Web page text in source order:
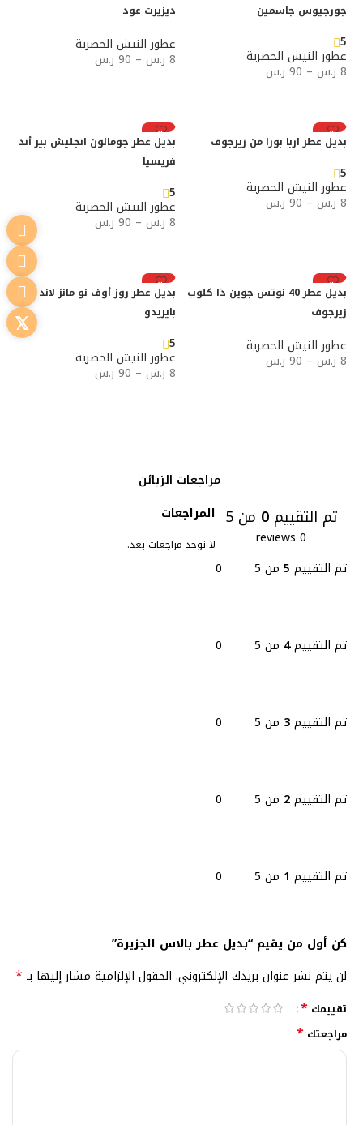
جورجيوس جاسمين
5
عطور النيش الحصرية
8 ر.س –
90 ر.س
ديزيرت عود
عطور النيش الحصرية
8 ر.س –
90 ر.س
رائج
بديل عطر اربا بورا من زيرجوف
5
عطور النيش الحصرية
8 ر.س –
90 ر.س
رائج
بديل عطر جومالون انجليش بير أند
فريسيا
5
عطور النيش الحصرية
8 ر.س –
90 ر.س
رائج
بديل عطر 40 نوتس جوين ذا كلوب
زيرجوف
عطور النيش الحصرية
8 ر.س –
90 ر.س
رائج
بديل عطر روز أوف نو مانز لاند من
بايريدو
5
عطور النيش الحصرية
8 ر.س –
90 ر.س
مراجعات الزبائن
تم التقييم 0 من 5
0 reviews
تم التقييم 5 من 5 0
تم التقييم4 من 5 0
تم التقييم3 من 5 0
تم التقييم2 من 5 0
تم التقييم 1 من 5 0
المراجعات
لا توجد مراجعات بعد.
كن أول من يقيم “بديل عطر بالاس الجزيرة”
لن يتم نشر عنوان بريدك الإلكتروني. الحقول الإلزامية مشار إليها بـ *
تقييمك *
مراجعتك *